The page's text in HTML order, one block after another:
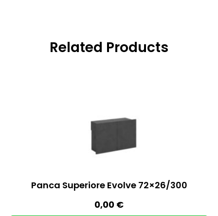
Related Products
Panca Superiore Evolve 72×26/300
0,00 €